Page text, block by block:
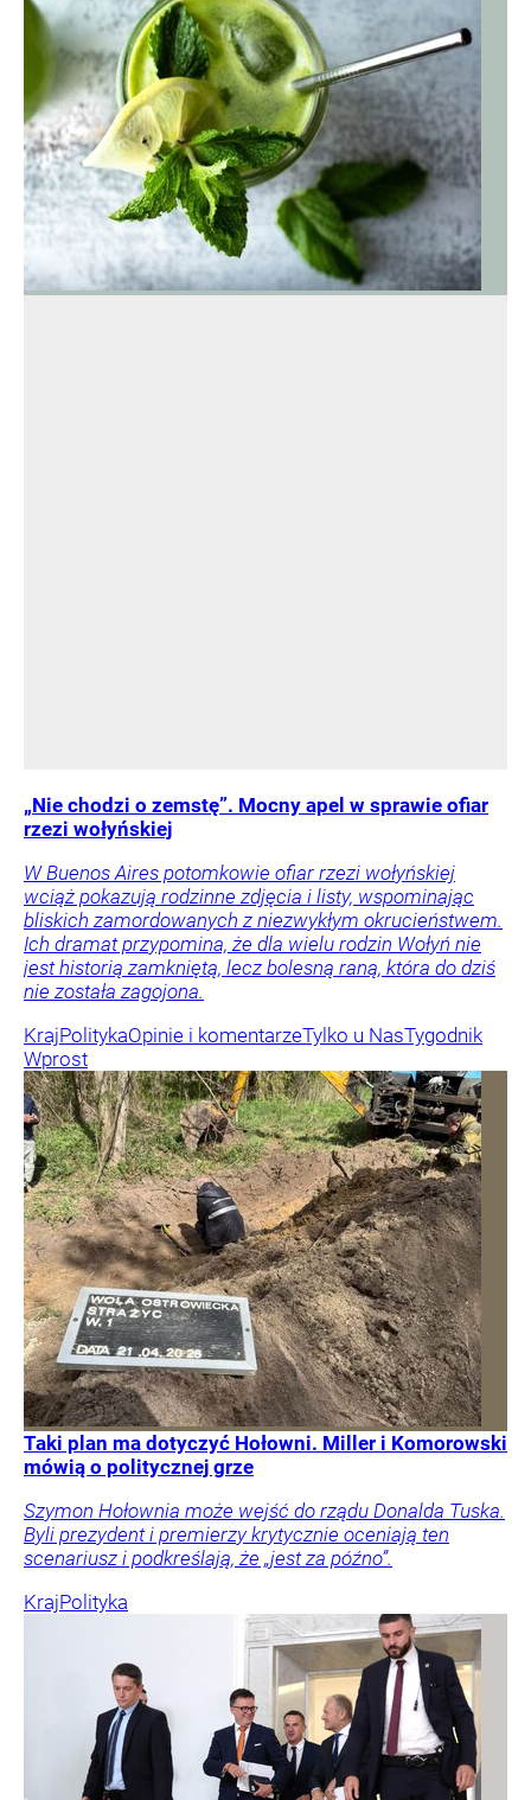
„Nie chodzi o zemstę”. Mocny apel w sprawie ofiar
rzezi wołyńskiej
W Buenos Aires potomkowie ofiar rzezi wołyńskiej
wciąż pokazują rodzinne zdjęcia i listy, wspominając
bliskich zamordowanych z niezwykłym okrucieństwem.
Ich dramat przypomina, że dla wielu rodzin Wołyń nie
jest historią zamkniętą, lecz bolesną raną, która do dziś
nie została zagojona.
KrajPolitykaOpinie i komentarzeTylko u NasTygodnik
Wprost
Taki plan ma dotyczyć Hołowni. Miller i Komorowski
mówią o politycznej grze
Szymon Hołownia może wejść do rządu Donalda Tuska.
Byli prezydent i premierzy krytycznie oceniają ten
scenariusz i podkreślają, że „jest za późno”.
KrajPolityka